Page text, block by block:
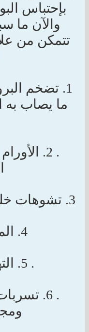
بإحتباس
والآن ما
تتمكن من
1. تضخم
. 2.
3. تشوهات خلقية في قناة الحالب .
4. المثانة العصبية
. 5. التهابات بالمثانة
. 6.